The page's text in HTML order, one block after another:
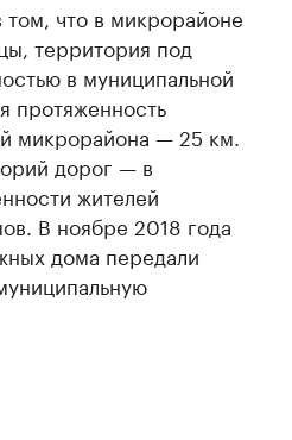
том, что в микрорайоне
территория под
в муниципальной
протяженность
микрорайона — 25 км.
дорог — в
жителей
В ноябре 2018 года
дома передали